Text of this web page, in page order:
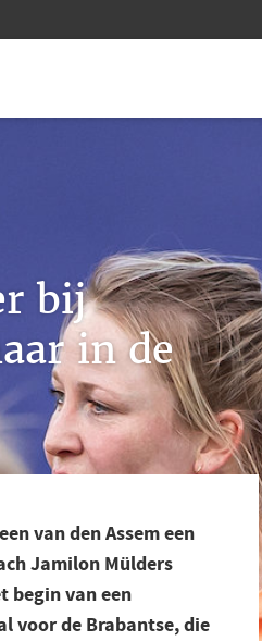
bij
in de
van den Assem een
Jamilon Mülders
begin van een
voor de Brabantse, die